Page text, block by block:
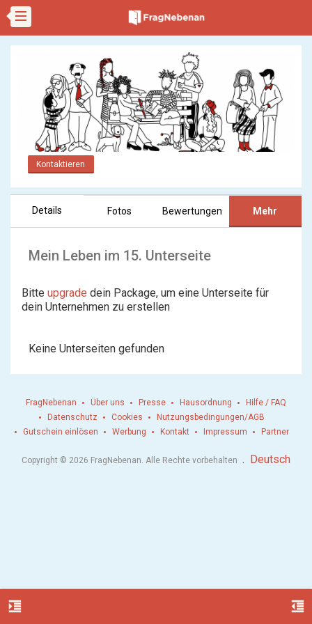
Kontaktieren
Details Fotos Bewertungen Mehr
Mein Leben im 15. Unterseite
Bitte upgrade dein Package, um eine Unterseite für
dein Unternehmen zu erstellen
Keine Unterseiten gefunden
format_indent_increase format_indent_decrease
FragNebenan Über uns Presse Hausordnung
Hilfe / FAQ
Datenschutz
Cookies
Nutzungsbedingungen/AGB
Gutschein einlösen
Werbung Kontakt Impressum Partner
Copyright © 2026 FragNebenan. Alle Rechte vorbehalten . Deutsch